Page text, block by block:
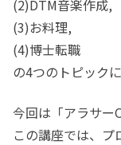
(2)DTM音楽作成,
(3)お料理,
(4)博士転職
の4つのトピック
今回は「アラサー
この講座では、